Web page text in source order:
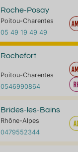
Roche-Posay
Poitou-Charentes
05 49 19 49 49
Rochefort
Poitou-Charentes
0546990864
Brides-les-Bains
Rhône-Alpes
0479552344